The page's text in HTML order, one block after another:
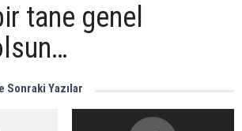
tane genel
Sonraki Yazılar